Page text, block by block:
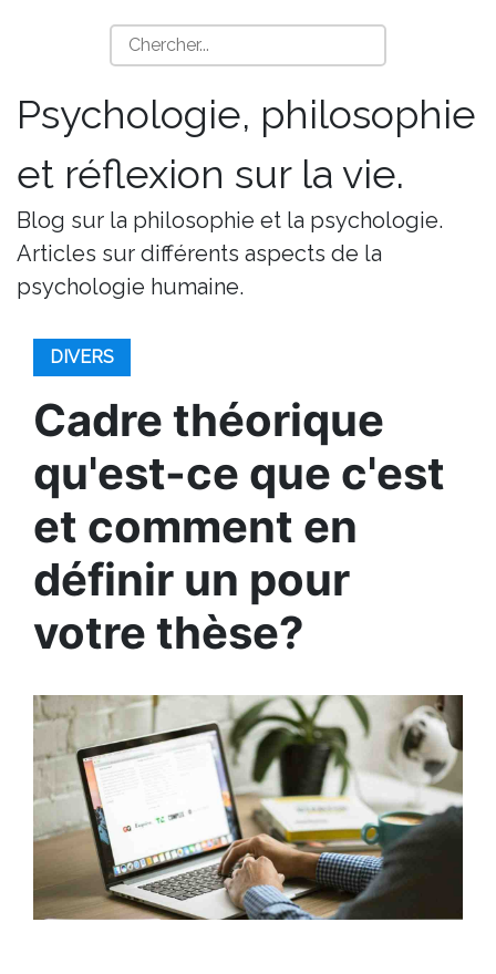
Psychologie, philosophie
et réflexion sur la vie.
Blog sur la philosophie et la psychologie.
Articles sur différents aspects de la
psychologie humaine.
DIVERS
Cadre théorique
qu'est-ce que c'est
et comment en
définir un pour
votre thèse?